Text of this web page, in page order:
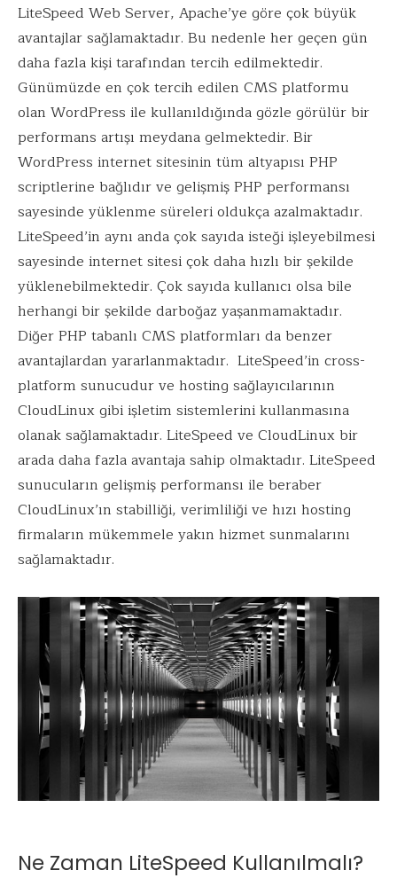
LiteSpeed Web Server, Apache’ye göre çok büyük
avantajlar sağlamaktadır. Bu nedenle her geçen gün
daha fazla kişi tarafından tercih edilmektedir.
Günümüzde en çok tercih edilen CMS platformu
olan WordPress ile kullanıldığında gözle görülür bir
performans artışı meydana gelmektedir. Bir
WordPress internet sitesinin tüm altyapısı PHP
scriptlerine bağlıdır ve gelişmiş PHP performansı
sayesinde yüklenme süreleri oldukça azalmaktadır.
LiteSpeed’in aynı anda çok sayıda isteği işleyebilmesi
sayesinde internet sitesi çok daha hızlı bir şekilde
yüklenebilmektedir. Çok sayıda kullanıcı olsa bile
herhangi bir şekilde darboğaz yaşanmamaktadır.
Diğer PHP tabanlı CMS platformları da benzer
avantajlardan yararlanmaktadır. LiteSpeed’in cross-
platform sunucudur ve hosting sağlayıcılarının
CloudLinux gibi işletim sistemlerini kullanmasına
olanak sağlamaktadır. LiteSpeed ve CloudLinux bir
arada daha fazla avantaja sahip olmaktadır. LiteSpeed
sunucuların gelişmiş performansı ile beraber
CloudLinux’ın stabilliği, verimliliği ve hızı hosting
firmaların mükemmele yakın hizmet sunmalarını
sağlamaktadır.
Ne Zaman LiteSpeed Kullanılmalı?